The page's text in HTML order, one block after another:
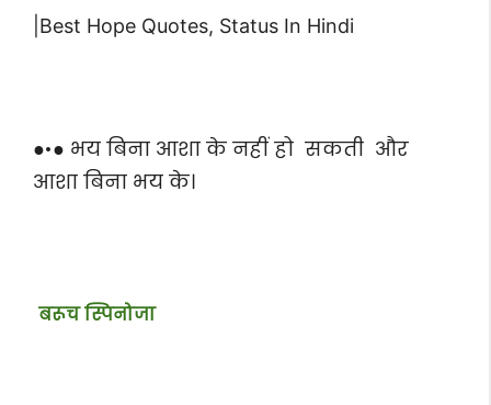
|Best Hope Quotes, Status In Hindi
●•● भय बिना आशा के नहीं हो सकती और
आशा बिना भय के।
बरूच स्पिनोजा